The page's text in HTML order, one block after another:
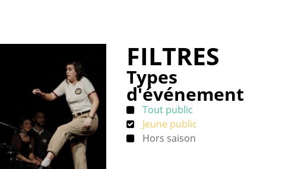
FILTRES
Types
d'événement
Tout public
Jeune public
Hors saison